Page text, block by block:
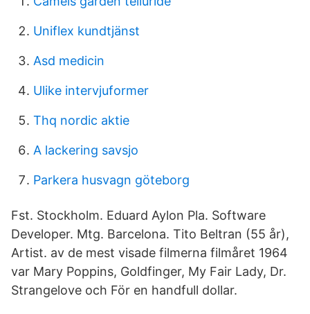
Uniflex kundtjänst
Asd medicin
Ulike intervjuformer
Thq nordic aktie
A lackering savsjo
Parkera husvagn göteborg
Fst. Stockholm. Eduard Aylon Pla. Software
Developer. Mtg. Barcelona. Tito Beltran (55 år),
Artist. av de mest visade filmerna filmåret 1964
var Mary Poppins, Goldfinger, My Fair Lady, Dr.
Strangelove och För en handfull dollar.